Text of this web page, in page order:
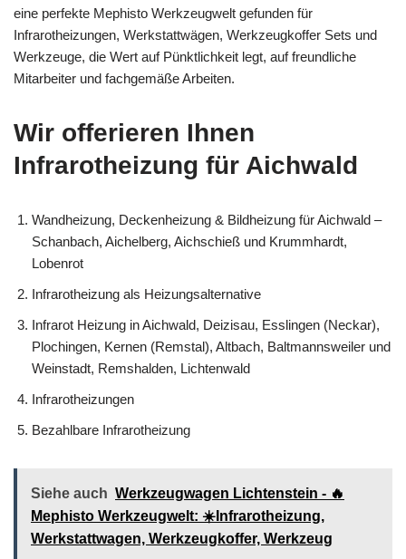
eine perfekte Mephisto Werkzeugwelt gefunden für
Infrarotheizungen, Werkstattwägen, Werkzeugkoffer Sets und
Werkzeuge, die Wert auf Pünktlichkeit legt, auf freundliche
Mitarbeiter und fachgemäße Arbeiten.
Wir offerieren Ihnen
Infrarotheizung für Aichwald
Wandheizung, Deckenheizung & Bildheizung für Aichwald –
Schanbach, Aichelberg, Aichschieß und Krummhardt,
Lobenrot
Infrarotheizung als Heizungsalternative
Infrarot Heizung in Aichwald, Deizisau, Esslingen (Neckar),
Plochingen, Kernen (Remstal), Altbach, Baltmannsweiler und
Weinstadt, Remshalden, Lichtenwald
Infrarotheizungen
Bezahlbare Infrarotheizung
Siehe auch Werkzeugwagen Lichtenstein - 🔥
Mephisto Werkzeugwelt: ☀️Infrarotheizung,
Werkstattwagen, Werkzeugkoffer, Werkzeug